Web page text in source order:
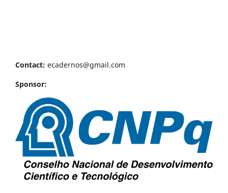
Contact: ecadernos@gmail.com
Sponsor: